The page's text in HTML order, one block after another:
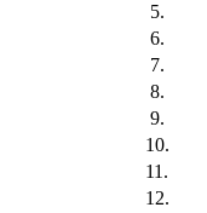
5.
6.
7.
8.
9.
10.
11.
12.